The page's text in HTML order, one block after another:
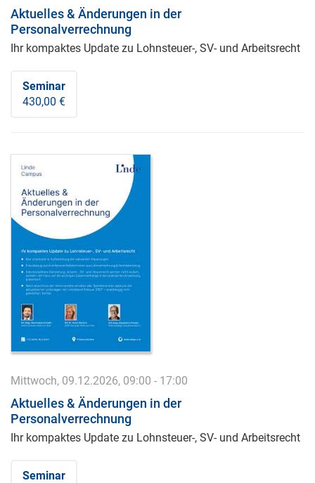
Aktuelles & Änderungen in der
Personalverrechnung
Ihr kompaktes Update zu Lohnsteuer-, SV- und Arbeitsrecht
Seminar
430,00 €
Mittwoch, 09.12.2026, 09:00 - 17:00
Aktuelles & Änderungen in der
Personalverrechnung
Ihr kompaktes Update zu Lohnsteuer-, SV- und Arbeitsrecht
Seminar